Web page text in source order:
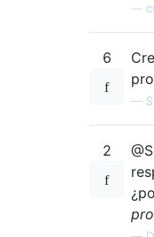
6
—
2